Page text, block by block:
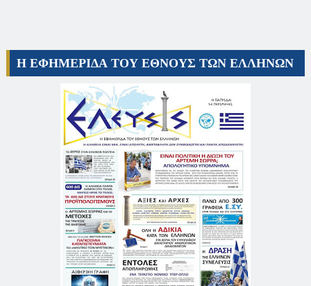
Η ΕΦΗΜΕΡΙΔΑ ΤΟΥ ΕΘΝΟΥΣ ΤΩΝ ΕΛΛΗΝΩΝ